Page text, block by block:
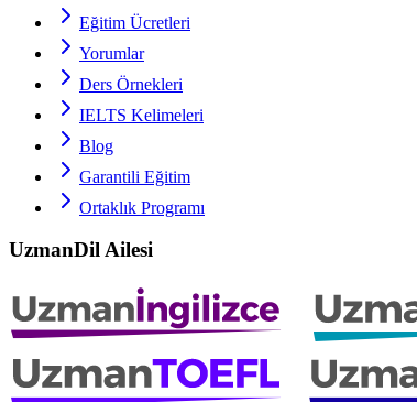
Eğitim Ücretleri
Yorumlar
Ders Örnekleri
IELTS Kelimeleri
Blog
Garantili Eğitim
Ortaklık Programı
UzmanDil Ailesi